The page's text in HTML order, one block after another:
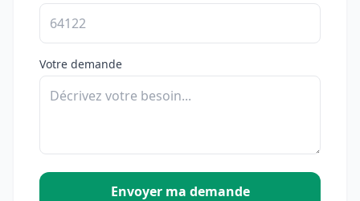
Votre demande
Envoyer ma demande